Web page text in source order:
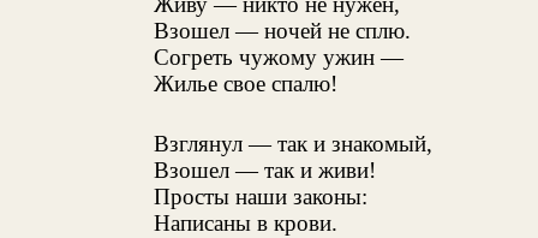
Взошел — ночей не сплю.
Согреть чужому ужин —
Жилье свое спалю!
Взглянул — так и знакомый,
Взошел — так и живи!
Просты наши законы:
Написаны в крови.